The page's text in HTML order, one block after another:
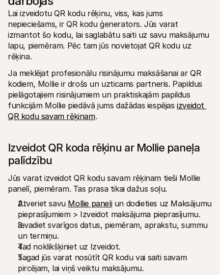
Lai izveidotu QR kodu rēķinu, viss, kas jums
nepieciešams, ir QR kodu ģenerators. Jūs varat
izmantot šo kodu, lai saglabātu saiti uz savu maksājumu
lapu, piemēram. Pēc tam jūs novietojat QR kodu uz
rēķina.
Ja meklējat profesionālu risinājumu maksāšanai ar QR
kodiem, Mollie ir drošs un uzticams partneris. Papildus
pielāgotajiem risinājumiem un praktiskajām papildus
funkcijām Mollie piedāvā jums dažādas iespējas izveidot
QR kodu savam rēķinam.
Izveidot QR koda rēķinu ar Mollie paneļa
palīdzību
Jūs varat izveidot QR kodu savam rēķinam tieši Mollie
panelī, piemēram. Tas prasa tikai dažus soļu.
Atveriet savu Mollie paneli un dodieties uz Maksājumu
pieprasījumiem > Izveidot maksājuma pieprasījumu.
Ievadiet svarīgos datus, piemēram, aprakstu, summu
un termiņu.
Tad noklikšķiniet uz Izveidot.
Tagad jūs varat nosūtīt QR kodu vai saiti savam
pircējam, lai viņš veiktu maksājumu.